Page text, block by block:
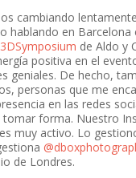
cambiando
hablando en Barcelona
3DSymposium de Aldo y
positiva en el
geniales. De hecho,
personas que me
en las redes
tomar forma. Nuestro
es muy activo. Lo
de Londres.